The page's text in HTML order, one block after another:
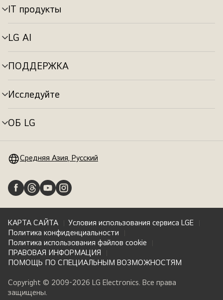
IT продукты
Переключатель
меню
LG AI
Переключатель
меню
ПОДДЕРЖКА
Переключатель
меню
Исследуйте
Переключатель
меню
ОБ LG
Переключатель
Средняя Азия, Русский
КАРТА САЙТА
Условия использования сервиса LGE
Политика конфиденциальности
Политика использования файлов cookie
ПРАВОВАЯ ИНФОРМАЦИЯ
ПОМОЩЬ ПО СПЕЦИАЛЬНЫМ ВОЗМОЖНОСТЯМ
Copyright © 2009-2026 LG Electronics. Все права
защищены.